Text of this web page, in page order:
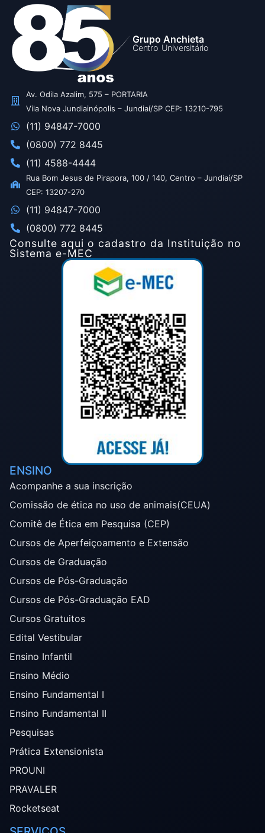
Grupo Anchieta
Centro Universitário
Av. Odila Azalim, 575 – PORTARIA
Vila Nova Jundiainópolis – Jundiaí/SP CEP: 13210-795
(11) 94847-7000
(0800) 772 8445
(11) 4588-4444
Rua Bom Jesus de Pirapora, 100 / 140, Centro – Jundiaí/SP
CEP: 13207-270
(11) 94847-7000
(0800) 772 8445
Consulte aqui o cadastro da Instituição no
Sistema e-MEC
ENSINO
Acompanhe a sua inscrição
Comissão de ética no uso de animais(CEUA)
Comitê de Ética em Pesquisa (CEP)
Cursos de Aperfeiçoamento e Extensão
Cursos de Graduação
Cursos de Pós-Graduação
Cursos de Pós-Graduação EAD
Cursos Gratuitos
Edital Vestibular
Ensino Infantil
Ensino Médio
Ensino Fundamental I
Ensino Fundamental II
Pesquisas
Prática Extensionista
PROUNI
PRAVALER
Rocketseat